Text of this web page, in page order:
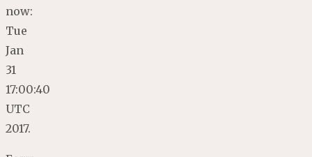
now:
Tue
Jan
31
17:00:40
UTC
2017.